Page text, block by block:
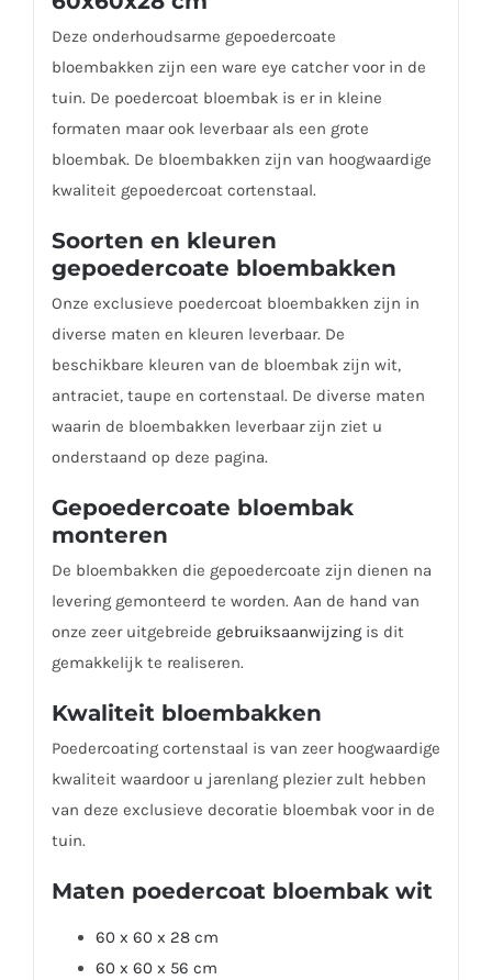
Deze onderhoudsarme gepoedercoate
bloembakken zijn een ware eye catcher voor in de
tuin. De poedercoat bloembak is er in kleine
formaten maar ook leverbaar als een grote
bloembak. De bloembakken zijn van hoogwaardige
kwaliteit gepoedercoat cortenstaal.
Soorten en kleuren
gepoedercoate bloembakken
Onze exclusieve poedercoat bloembakken zijn in
diverse maten en kleuren leverbaar. De
beschikbare kleuren van de bloembak zijn wit,
antraciet, taupe en cortenstaal. De diverse maten
waarin de bloembakken leverbaar zijn ziet u
onderstaand op deze pagina.
Gepoedercoate bloembak
monteren
De bloembakken die gepoedercoate zijn dienen na
levering gemonteerd te worden. Aan de hand van
onze zeer uitgebreide gebruiksaanwijzingis dit
gemakkelijk te realiseren.
Kwaliteit bloembakken
Poedercoating cortenstaal is van zeer hoogwaardige
kwaliteit waardoor u jarenlang plezier zult hebben
van deze exclusieve decoratie bloembak voor in de
tuin.
Maten poedercoat bloembak wit
60 x 60 x 28 cm
60 x 60 x 56 cm